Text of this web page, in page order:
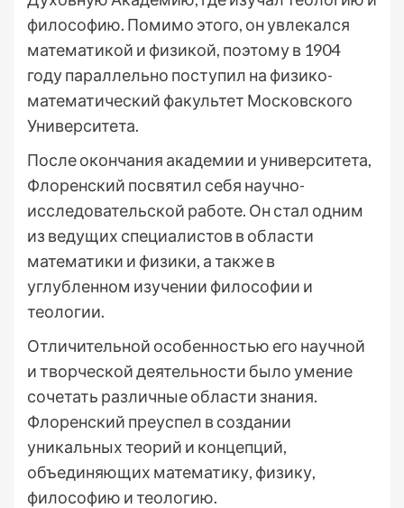
философию. Помимо этого, он увлекался
математикой и физикой, поэтому в 1904
году параллельно поступил на физико-
математический факультет Московского
Университета.
После окончания академии и университета,
Флоренский посвятил себя научно-
исследовательской работе. Он стал одним
из ведущих специалистов в области
математики и физики, а также в
углубленном изучении философии и
теологии.
Отличительной особенностью его научной
и творческой деятельности было умение
сочетать различные области знания.
Флоренский преуспел в создании
уникальных теорий и концепций,
объединяющих математику, физику,
философию и теологию.